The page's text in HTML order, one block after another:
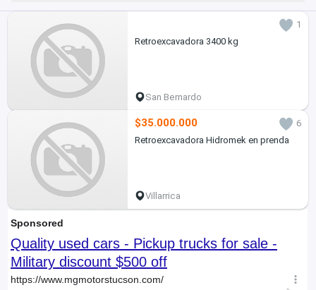
1
Retroexcavadora 3400 kg
San Bernardo
$35.000.000
6
Retroexcavadora Hidromek en prenda
Villarrica